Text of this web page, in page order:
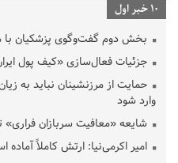
10 خبر اول
بخش دوم گفت‌وگوی پزشکیان
جزئیات فعال‌سازی «کیف پول
حمایت از مرزنشینان نباید به
وارد شود
شایعه «معافیت سربازان
امیر اکرمی‌نیا: ارتش کاملاً آماده